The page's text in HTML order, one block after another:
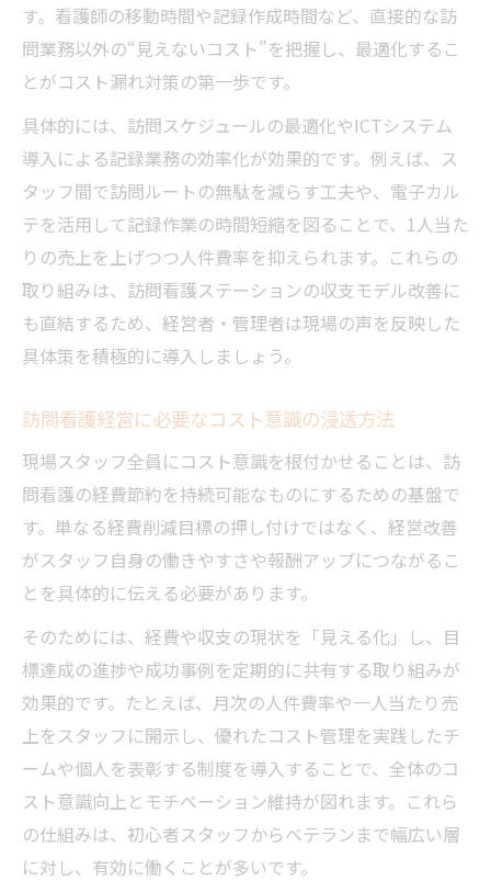
す。看護師の移動時間や記録作成時間など、直接的な訪
問業務以外の“見えないコスト”を把握し、最適化するこ
とがコスト漏れ対策の第一歩です。
具体的には、訪問スケジュールの最適化やICTシステム
導入による記録業務の効率化が効果的です。例えば、ス
タッフ間で訪問ルートの無駄を減らす工夫や、電子カル
テを活用して記録作業の時間短縮を図ることで、1人当た
りの売上を上げつつ人件費率を抑えられます。これらの
取り組みは、訪問看護ステーションの収支モデル改善に
も直結するため、経営者・管理者は現場の声を反映した
具体策を積極的に導入しましょう。
訪問看護経営に必要なコスト意識の浸透方法
現場スタッフ全員にコスト意識を根付かせることは、訪
問看護の経費節約を持続可能なものにするための基盤で
す。単なる経費削減目標の押し付けではなく、経営改善
がスタッフ自身の働きやすさや報酬アップにつながるこ
とを具体的に伝える必要があります。
そのためには、経費や収支の現状を「見える化」し、目
標達成の進捗や成功事例を定期的に共有する取り組みが
効果的です。たとえば、月次の人件費率や一人当たり売
上をスタッフに開示し、優れたコスト管理を実践したチ
ームや個人を表彰する制度を導入することで、全体のコ
スト意識向上とモチベーション維持が図れます。これら
の仕組みは、初心者スタッフからベテランまで幅広い層
に対し、有効に働くことが多いです。